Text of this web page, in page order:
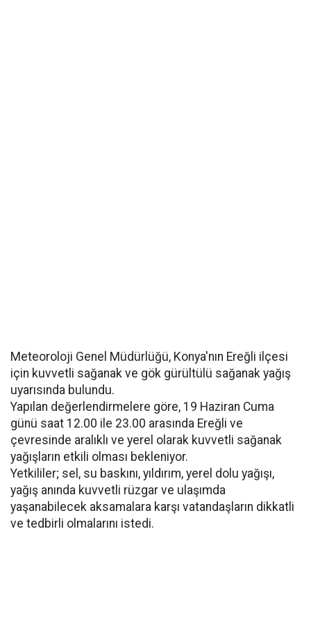
Meteoroloji Genel Müdürlüğü, Konya'nın Ereğli ilçesi
için kuvvetli sağanak ve gök gürültülü sağanak yağış
uyarısında bulundu.
Yapılan değerlendirmelere göre, 19 Haziran Cuma
günü saat 12.00 ile 23.00 arasında Ereğli ve
çevresinde aralıklı ve yerel olarak kuvvetli sağanak
yağışların etkili olması bekleniyor.
Yetkililer; sel, su baskını, yıldırım, yerel dolu yağışı,
yağış anında kuvvetli rüzgar ve ulaşımda
yaşanabilecek aksamalara karşı vatandaşların dikkatli
ve tedbirli olmalarını istedi.